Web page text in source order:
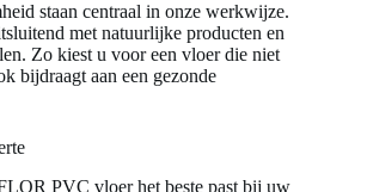
staan centraal in onze werkwijze.
met natuurlijke producten en
Zo kiest u voor een vloer die niet
bijdraagt aan een gezonde
PVC vloer het beste past bij uw